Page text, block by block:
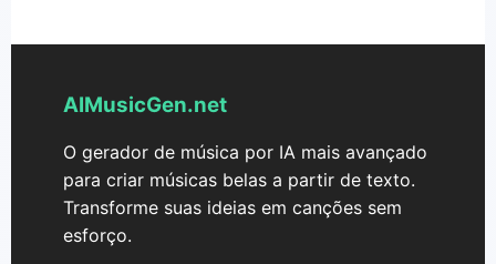
AIMusicGen.net
O gerador de música por IA mais avançado
para criar músicas belas a partir de texto.
Transforme suas ideias em canções sem
esforço.